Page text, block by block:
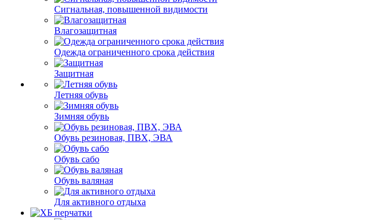
Сигнальная, повышенной видимости
Влагозащитная
Одежда ограниченного срока действия
Защитная
Летняя обувь
Зимняя обувь
Обувь резиновая, ПВХ, ЭВА
Обувь сабо
Обувь валяная
Для активного отдыха